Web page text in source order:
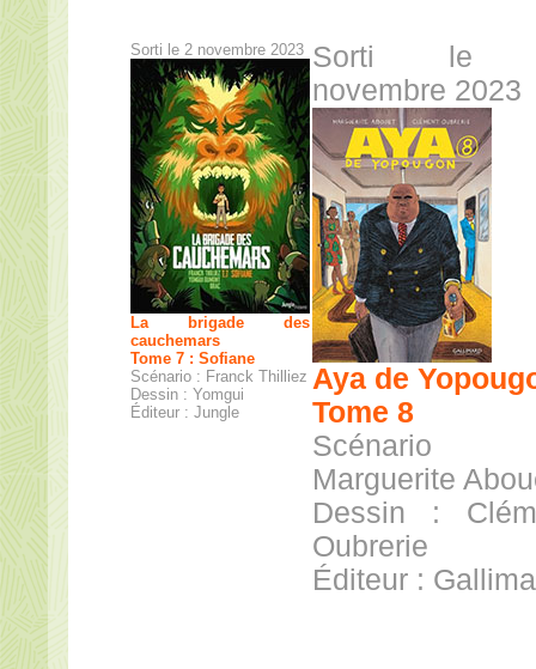
Sorti le 2 novembre 2023
La brigade des
cauchemars
Tome 7 : Sofiane
Scénario : Franck Thilliez
Dessin : Yomgui
Éditeur : Jungle
Sorti le
novembre 2023
Aya de
Tome 8
Marguerite
Dessin :
Oubrerie
Éditeur :